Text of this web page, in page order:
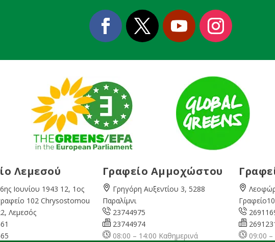
Λεμεσού
Ιουνίου 1943 12, 1ος
102 Chrysostomou
Λεμεσός
Γραφείο Αμμοχώστου
Γρηγόρη Αυξεντίου 3, 5288
Παραλίμνι
23744975
23744974
08:00 – 14:00 Καθημερινά
09:00